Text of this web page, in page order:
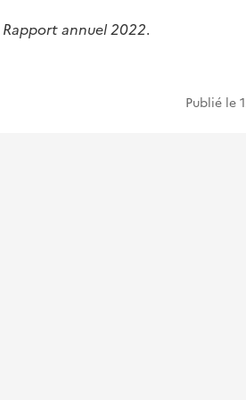
Rapport annuel 2022.
Publié le